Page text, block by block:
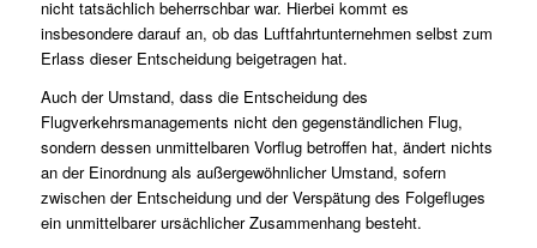
nicht tatsächlich beherrschbar war. Hierbei kommt es
insbesondere darauf an, ob das Luftfahrtunternehmen selbst zum
Erlass dieser Entscheidung beigetragen hat.
Auch der Umstand, dass die Entscheidung des
Flugverkehrsmanagements nicht den gegenständlichen Flug,
sondern dessen unmittelbaren Vorflug betroffen hat, ändert nichts
an der Einordnung als außergewöhnlicher Umstand, sofern
zwischen der Entscheidung und der Verspätung des Folgefluges
ein unmittelbarer ursächlicher Zusammenhang besteht.